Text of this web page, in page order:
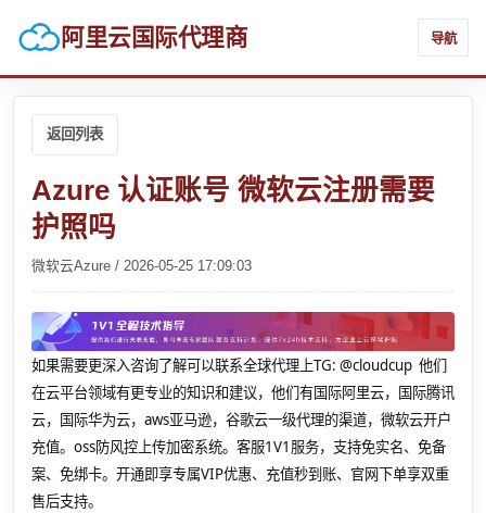
阿里云国际代理商 导航
返回列表
Azure 认证账号 微软云注册需要
护照吗
微软云Azure / 2026-05-25 17:09:03
如果需要更深入咨询了解可以联系全球代理上TG: @cloudcup 他们
在云平台领域有更专业的知识和建议，他们有国际阿里云，国际腾讯
云，国际华为云，aws亚马逊，谷歌云一级代理的渠道，微软云开户
充值。oss防风控上传加密系统。客服1V1服务，支持免实名、免备
案、免绑卡。开通即享专属VIP优惠、充值秒到账、官网下单享双重
售后支持。